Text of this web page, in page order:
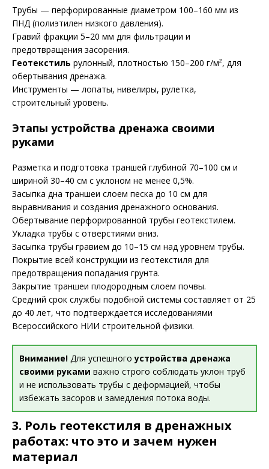
Трубы — перфорированные диаметром 100–160 мм из
ПНД (полиэтилен низкого давления).
Гравий фракции 5–20 мм для фильтрации и
предотвращения засорения.
Геотекстиль рулонный, плотностью 150–200 г/м², для
обертывания дренажа.
Инструменты — лопаты, нивелиры, рулетка,
строительный уровень.
Этапы устройства дренажа своими
руками
Разметка и подготовка траншей глубиной 70–100 см и
шириной 30–40 см с уклоном не менее 0,5%.
Засыпка дна траншеи слоем песка до 10 см для
выравнивания и создания дренажного основания.
Обертывание перфорированной трубы геотекстилем.
Укладка трубы с отверстиями вниз.
Засыпка трубы гравием до 10–15 см над уровнем трубы.
Покрытие всей конструкции из геотекстиля для
предотвращения попадания грунта.
Закрытие траншеи плодородным слоем почвы.
Средний срок службы подобной системы составляет от 25
до 40 лет, что подтверждается исследованиями
Всероссийского НИИ строительной физики.
Внимание! Для успешногоустройства дренажа
своими руками важно строго соблюдать уклон труб
и не использовать трубы с деформацией, чтобы
избежать засоров и замедления потока воды.
3. Роль геотекстиля в дренажных
работах: что это и зачем нужен
материал